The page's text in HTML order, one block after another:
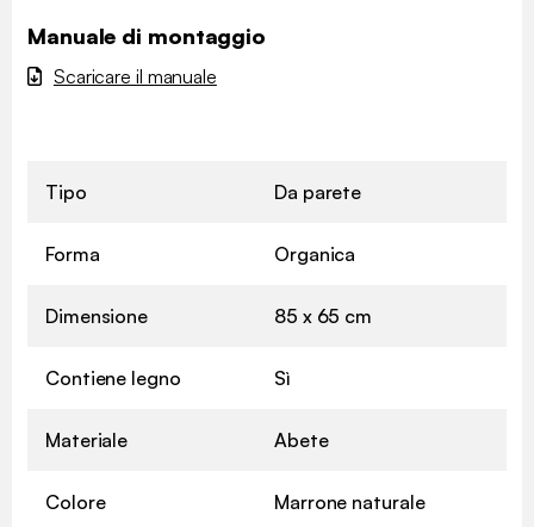
Manuale di montaggio
Scaricare il manuale
Tipo Da parete
Forma Organica
Dimensione 85 x 65 cm
Contiene legno Sì
Materiale Abete
Colore Marrone naturale